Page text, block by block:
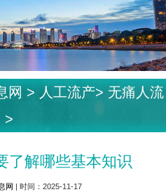
网 > 人工流产> 无痛人流
>
了解哪些基本知识
网 | 时间：2025-11-17